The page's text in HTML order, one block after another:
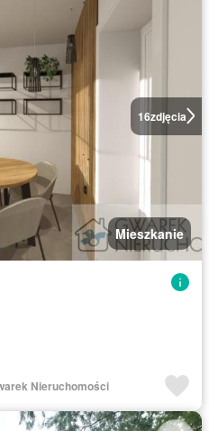
16zdjęcia
Mieszkanie
Nieruchomości